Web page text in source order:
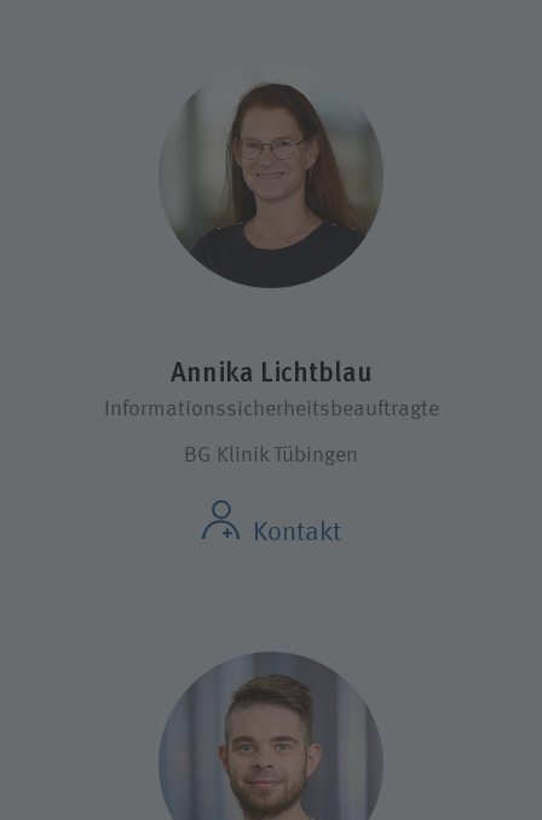
Annika Lichtblau
Informationssicherheitsbeauftragte
BG Klinik Tübingen
Kontakt